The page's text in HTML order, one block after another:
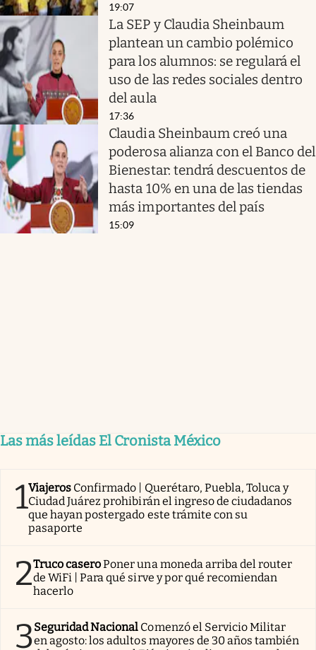
19:07
La SEP y Claudia Sheinbaum
plantean un cambio polémico
para los alumnos: se regulará el
uso de las redes sociales dentro
del aula
17:36
Claudia Sheinbaum creó una
poderosa alianza con el Banco del
Bienestar: tendrá descuentos de
hasta 10% en una de las tiendas
más importantes del país
15:09
Las más leídas El Cronista México
1Viajeros Confirmado | Querétaro, Puebla, Toluca y
Ciudad Juárez prohibirán el ingreso de ciudadanos
que hayan postergado este trámite con su
pasaporte
2Truco caseroPoner una moneda arriba del router
de WiFi | Para qué sirve y por qué recomiendan
hacerlo
3Seguridad Nacional Comenzó el Servicio Militar
en agosto: los adultos mayores de 30 años también